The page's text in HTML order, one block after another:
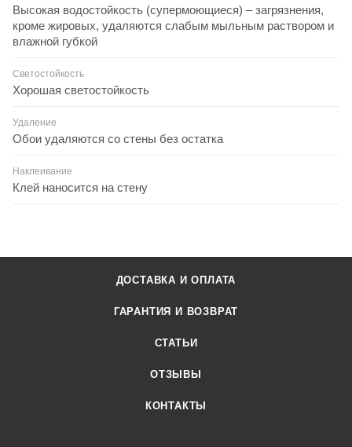
Высокая водостойкость (супермоющиеся) – загрязнения,
кроме жировых, удаляются слабым мыльным раствором и
влажной губкой
Светостойкость
Хорошая светостойкость
Удаление
Обои удаляются со стены без остатка
Наклеивание
Клей наносится на стену
ДОСТАВКА И ОПЛАТА
ГАРАНТИЯ И ВОЗВРАТ
СТАТЬИ
ОТЗЫВЫ
КОНТАКТЫ